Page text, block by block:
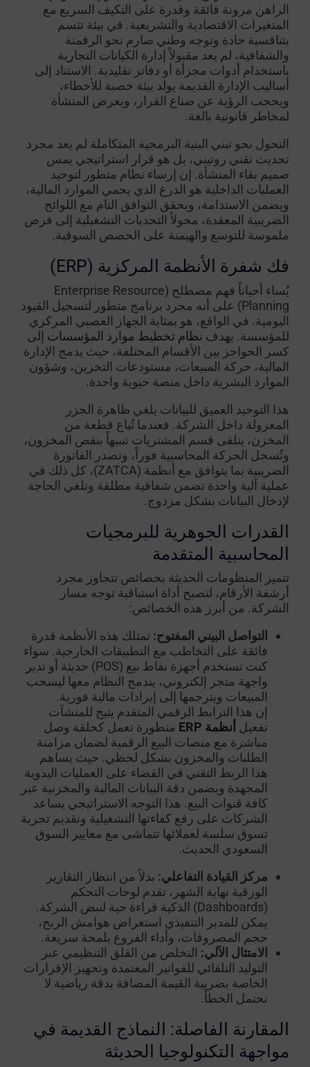
الراهن مرونة فائقة وقدرة على التكيف السريع مع
المتغيرات الاقتصادية والتشريعية. في بيئة تتسم
بتنافسية حادة وتوجه وطني صارم نحو الرقمنة
والشفافية، لم يعد مقبولاً إدارة الكيانات التجارية
باستخدام أدوات مجزأة أو دفاتر تقليدية. الاستناد إلى
أساليب الإدارة القديمة يولد بيئة خصبة للأخطاء،
ويحجب الرؤية عن صناع القرار، ويعرض المنشأة
لمخاطر قانونية بالغة.
التحول نحو تبني البنية البرمجية المتكاملة لم يعد مجرد
تحديث تقني روتيني، بل هو قرار استراتيجي يمس
صميم بقاء المنشأة. إن إرساء نظام متطور لتوحيد
العمليات الداخلية هو الدرع الذي يحمي الموارد المالية،
ويضمن الاستدامة، ويحقق التوافق التام مع اللوائح
الضريبية المعقدة، محولاً التحديات التشغيلية إلى فرص
ملموسة للتوسع والهيمنة على الحصص السوقية.
فك شفرة الأنظمة المركزية (ERP)
يُساء أحياناً فهم مصطلح (Enterprise Resource
Planning) على أنه مجرد برنامج متطور لتسجيل القيود
اليومية. في الواقع، هو بمثابة الجهاز العصبي المركزي
للمؤسسة. يهدف نظام تخطيط موارد المؤسسات إلى
كسر الحواجز بين الأقسام المختلفة، حيث يدمج الإدارة
المالية، حركة المبيعات، مستودعات التخزين، وشؤون
الموارد البشرية داخل منصة حيوية واحدة.
هذا التوحيد العميق للبيانات يلغي ظاهرة الجزر
المعزولة داخل الشركة. فعندما تُباع قطعة من
المخزن، يتلقى قسم المشتريات تنبيهاً بنقص المخزون،
وتُسجل الحركة المحاسبية فوراً، وتصدر الفاتورة
الضريبية بما يتوافق مع أنظمة (ZATCA)، كل ذلك في
عملية آلية واحدة تضمن شفافية مطلقة وتلغي الحاجة
لإدخال البيانات بشكل مزدوج.
القدرات الجوهرية للبرمجيات
المحاسبية المتقدمة
تتميز المنظومات الحديثة بخصائص تتجاوز مجرد
أرشفة الأرقام، لتصبح أداة استباقية توجه مسار
الشركة. من أبرز هذه الخصائص:
التواصل البيني المفتوح: تمتلك هذه الأنظمة قدرة
فائقة على التخاطب مع التطبيقات الخارجية. سواء
كنت تستخدم أجهزة نقاط بيع (POS) حديثة أو تدير
واجهة متجر إلكتروني، يندمج النظام معها ليسحب
المبيعات ويترجمها إلى إيرادات مالية فورية.
إن هذا الترابط الرقمي المتقدم يتيح للمنشآت
تفعيل أنظمة ERP
متطورة تعمل كحلقة وصل
مباشرة مع منصات البيع الرقمية لضمان مزامنة
الطلبات والمخزون بشكل لحظي. حيث يساهم
هذا الربط التقني في القضاء على العمليات اليدوية
المجهدة ويضمن دقة البيانات المالية والمخزنية عبر
كافة قنوات البيع. هذا التوجه الاستراتيجي يساعد
الشركات على رفع كفاءتها التشغيلية وتقديم تجربة
تسوق سلسة لعملائها تتماشى مع معايير السوق
السعودي الحديث.
مركز القيادة التفاعلي: بدلاً من انتظار التقارير
الورقية نهاية الشهر، تقدم لوحات التحكم
(Dashboards) الذكية قراءة حية لنبض الشركة.
يمكن للمدير التنفيذي استعراض هوامش الربح،
حجم المصروفات، وأداء الفروع بلمحة سريعة.
الامتثال الآلي: التخلص من القلق التنظيمي عبر
التوليد التلقائي للفواتير المعتمدة وتجهيز الإقرارات
الخاصة بضريبة القيمة المضافة بدقة رياضية لا
تحتمل الخطأ.
المقارنة الفاصلة: النماذج القديمة في
مواجهة التكنولوجيا الحديثة